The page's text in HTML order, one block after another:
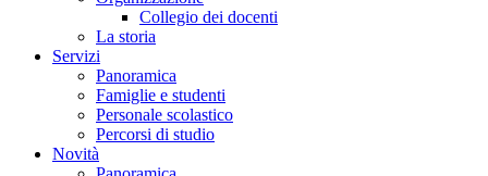
Collegio dei docenti
La storia
Servizi
Panoramica
Famiglie e studenti
Personale scolastico
Percorsi di studio
Novità